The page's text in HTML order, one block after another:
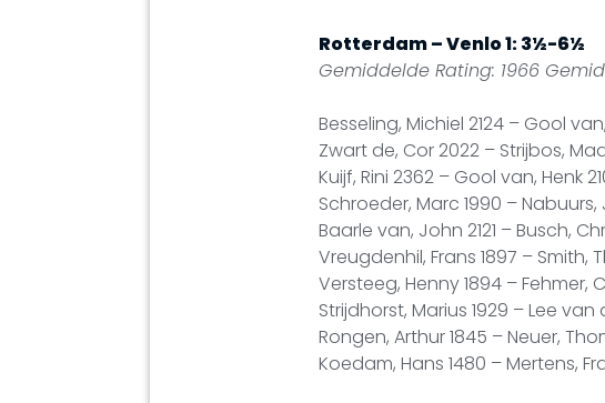
Rotterdam – Venlo 1: 3½-6½
Gemiddelde Rating: 1966
Besseling, Michiel 2124 – Gool
Zwart de, Cor 2022 – Strijbos,
Kuijf, Rini 2362 – Gool van, Henk
Schroeder, Marc 1990 – Nabuurs,
Baarle van, John 2121 – Busch,
Vreugdenhil, Frans 1897 – Smith,
Versteeg, Henny 1894 – Fehmer,
Strijdhorst, Marius 1929 – Lee van
Rongen, Arthur 1845 – Neuer,
Koedam, Hans 1480 – Mertens,